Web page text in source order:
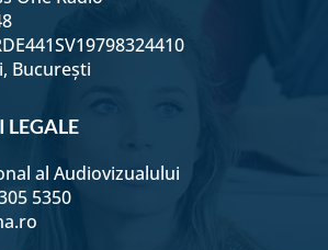
București
al Audiovizualului
5350